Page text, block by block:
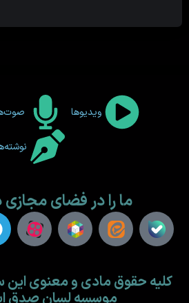
ویدیوها
ما را در فضای مجازی
کلیه حقوق مادی و معنوی این